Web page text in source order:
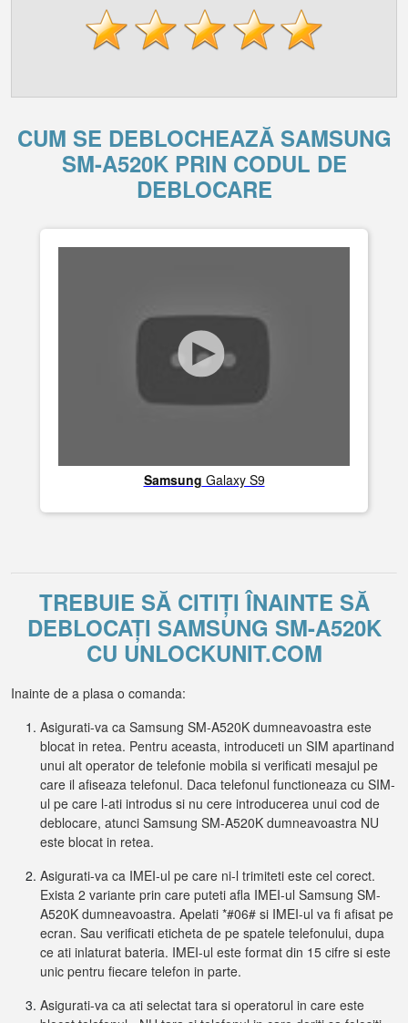
CUM SE DEBLOCHEAZĂ SAMSUNG
SM-A520K PRIN CODUL DE
DEBLOCARE
Samsung Galaxy S9
TREBUIE SĂ CITIȚI ÎNAINTE SĂ
DEBLOCAȚI SAMSUNG SM-A520K
CU UNLOCKUNIT.COM
Inainte de a plasa o comanda:
Asigurati-va ca Samsung SM-A520K dumneavoastra este
blocat in retea. Pentru aceasta, introduceti un SIM apartinand
unui alt operator de telefonie mobila si verificati mesajul pe
care il afiseaza telefonul. Daca telefonul functioneaza cu SIM-
ul pe care l-ati introdus si nu cere introducerea unui cod de
deblocare, atunci Samsung SM-A520K dumneavoastra NU
este blocat in retea.
Asigurati-va ca IMEI-ul pe care ni-l trimiteti este cel corect.
Exista 2 variante prin care puteti afla IMEI-ul Samsung SM-
A520K dumneavoastra. Apelati *#06# si IMEI-ul va fi afisat pe
ecran. Sau verificati eticheta de pe spatele telefonului, dupa
ce ati inlaturat bateria. IMEI-ul este format din 15 cifre si este
unic pentru fiecare telefon in parte.
Asigurati-va ca ati selectat tara si operatorul in care este